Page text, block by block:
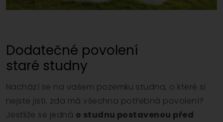
Dodatečné povolení
staré studny
Nachází se na vašem pozemku studna, o které si
nejste jisti, zda má všechna potřebná povolení?
Jestliže se jedná o studnu postavenou před